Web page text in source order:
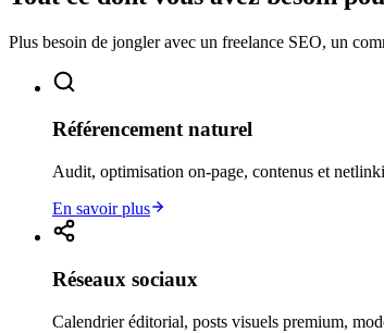
Plus besoin de jongler avec un freelance SEO, un
Référencement naturel
Audit, optimisation on-page, contenus et
En savoir plus
Réseaux sociaux
Calendrier éditorial, posts visuels premium,